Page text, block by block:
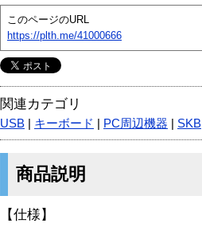
このページのURL
https://plth.me/41000666
関連カテゴリ
USB キーボード PC周辺機器 SKB
商品説明
【仕様】